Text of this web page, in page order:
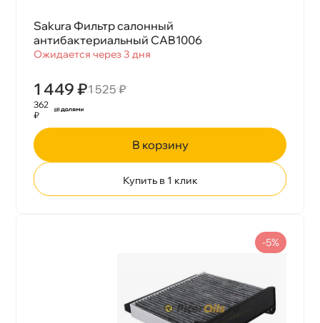
Sakura Фильтр салонный
антибактериальный CAB1006
Ожидается через 3 дня
1 449 ₽1 525 ₽
362
₽
корзину
Купить в 1 клик
-5%